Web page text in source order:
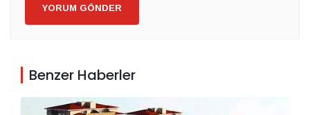
YORUM GÖNDER
Benzer Haberler